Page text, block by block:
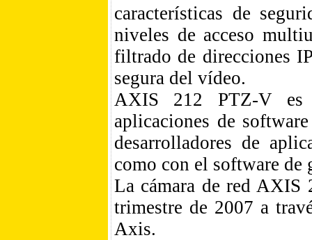
características de
niveles de acceso
filtrado de direcciones
segura del vídeo.
AXIS 212 PTZ-V es
aplicaciones de
desarrolladores de
como con el software
La cámara de red AXIS
trimestre de 2007 a
Axis.